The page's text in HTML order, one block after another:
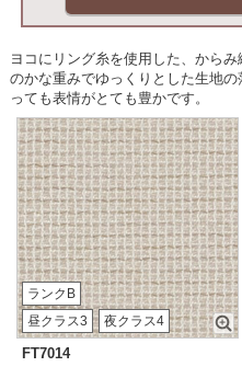
ヨコにリング糸を使用した、から
のかな重みでゆっくりとした生地
っても表情がとても豊かです。
昼クラス3 夜クラス4
ランクB
FT7014